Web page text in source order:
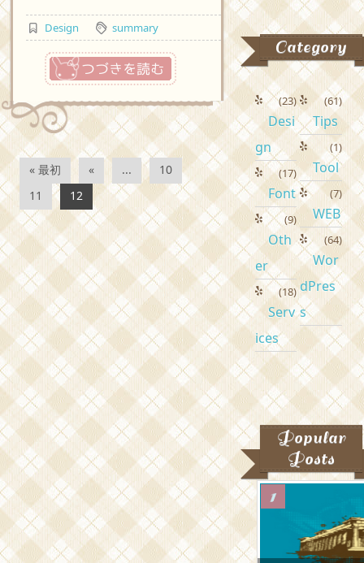
Design summary
つづきを読む
« 最初 « ...
10
11
12
Category
Desi
gn
(23)
Font
(17)
Oth
er
(9)
Serv
ices
(18)
Tips
(61)
Tool
(1)
WEB
(7)
Wor
dPres
s
(64)
Popular
Posts